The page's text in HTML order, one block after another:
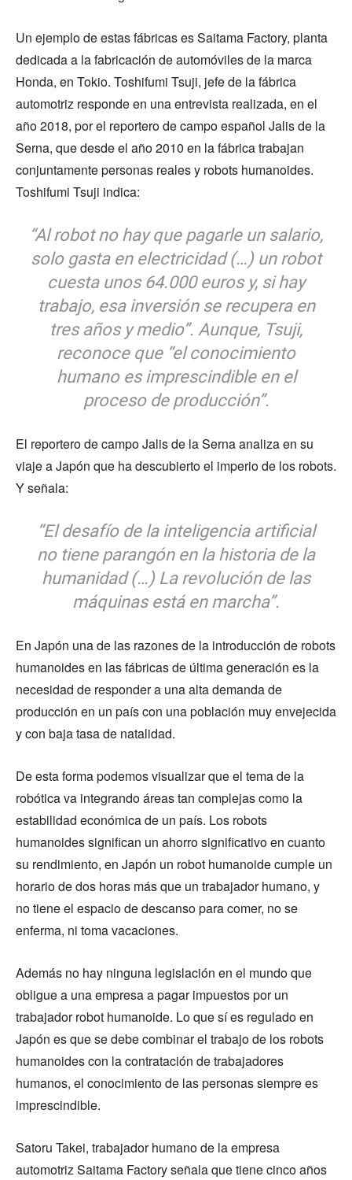
Un ejemplo de estas fábricas es Saitama Factory, planta
dedicada a la fabricación de automóviles de la marca
Honda, en Tokio. Toshifumi Tsuji, jefe de la fábrica
automotriz responde en una entrevista realizada, en el
año 2018, por el reportero de campo español Jalis de la
Serna, que desde el año 2010 en la fábrica trabajan
conjuntamente personas reales y robots humanoides.
Toshifumi Tsuji indica:
“Al robot no hay que pagarle un salario,
solo gasta en electricidad (…) un robot
cuesta unos 64.000 euros y, si hay
trabajo, esa inversión se recupera en
tres años y medio”. Aunque, Tsuji,
reconoce que “el conocimiento
humano es imprescindible en el
proceso de producción”.
El reportero de campo Jalis de la Serna analiza en su
viaje a Japón que ha descubierto el imperio de los robots.
Y señala:
“El desafío de la inteligencia artificial
no tiene parangón en la historia de la
humanidad (…) La revolución de las
máquinas está en marcha”.
En Japón una de las razones de la introducción de robots
humanoides en las fábricas de última generación es la
necesidad de responder a una alta demanda de
producción en un país con una población muy envejecida
y con baja tasa de natalidad.
De esta forma podemos visualizar que el tema de la
robótica va integrando áreas tan complejas como la
estabilidad económica de un país. Los robots
humanoides significan un ahorro significativo en cuanto
su rendimiento, en Japón un robot humanoide cumple un
horario de dos horas más que un trabajador humano, y
no tiene el espacio de descanso para comer, no se
enferma, ni toma vacaciones.
Además no hay ninguna legislación en el mundo que
obligue a una empresa a pagar impuestos por un
trabajador robot humanoide. Lo que sí es regulado en
Japón es que se debe combinar el trabajo de los robots
humanoides con la contratación de trabajadores
humanos, el conocimiento de las personas siempre es
imprescindible.
Satoru Takei, trabajador humano de la empresa
automotriz Saitama Factory señala que tiene cinco años